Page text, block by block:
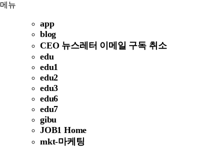
메뉴
app
blog
CEO 뉴스레터 이메일 구독 취소
edu
edu1
edu2
edu3
edu6
edu7
gibu
JOB1 Home
mkt-마케팅